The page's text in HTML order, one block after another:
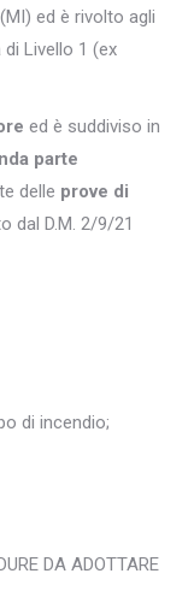
ed è rivolto agli
Livello 1 (ex
ed è suddiviso in
parte
delle prove di
dal D.M. 2/9/21
di incendio;
DA ADOTTARE